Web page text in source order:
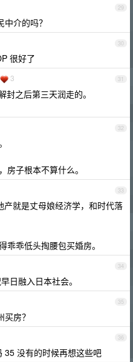
29
介的吗？
30
很好了
31
3
封之后第三天润走的。
32
房子根本不算什么。
33
产就是丈母娘经济学，和时代落
乖乖低头掏腰包买婚房。
34
日融入日本社会。
35
房？
36
35 没有的时候再想这些吧